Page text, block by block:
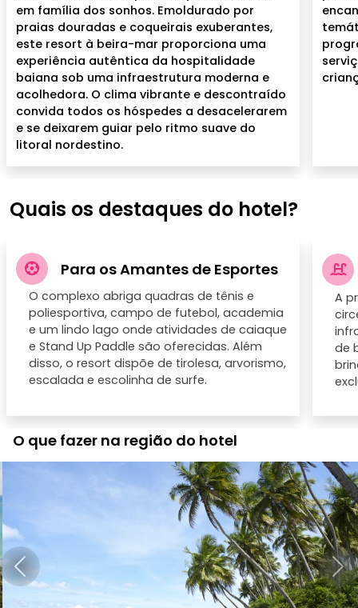
em família dos sonhos. Emoldurado por
praias douradas e coqueirais exuberantes,
este resort à beira-mar proporciona uma
experiência autêntica da hospitalidade
baiana sob uma infraestrutura moderna e
acolhedora. O clima vibrante e descontraído
convida todos os hóspedes a desacelerarem
e se deixarem guiar pelo ritmo suave do
litoral nordestino.
Quais os destaques do hotel?
Para os Amantes de Esportes
O complexo abriga quadras de tênis e
poliesportiva, campo de futebol, academia
e um lindo lago onde atividades de caiaque
e Stand Up Paddle são oferecidas. Além
disso, o resort dispõe de tirolesa, arvorismo,
escalada e escolinha de surfe.
A
de
O que fazer na região do hotel
Anterior